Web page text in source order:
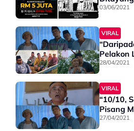
03/06/2021
VIRAL
Pelakon
28/04/2021
VIRAL
“10/10,
Pisang
27/04/2021